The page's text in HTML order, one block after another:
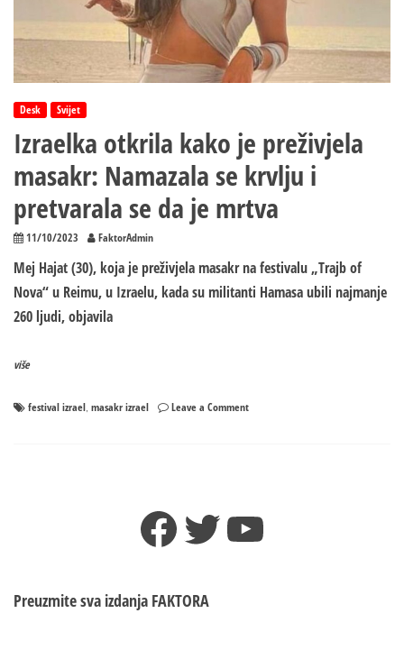
Desk Svijet
Izraelka otkrila kako je preživjela
masakr: Namazala se krvlju i
pretvarala se da je mrtva
11/10/2023 FaktorAdmin
Mej Hajat (30), koja je preživjela masakr na festivalu „Trajb of
Nova“ u Reimu, u Izraelu, kada su militanti Hamasa ubili najmanje
260 ljudi, objavila
više
festival izrael, masakr izrael Leave a Commenton
masakr:
Namazala
Facebook
TwitterYouTube
Preuzmite sva izdanja FAKTORA